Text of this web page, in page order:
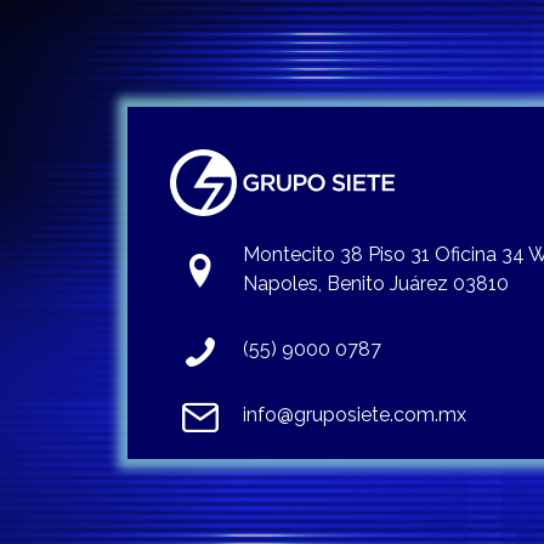
Montecito 38 Piso 31 Oficina 34
Napoles, Benito Juárez 03810
(55) 9000 0787
info@gruposiete.com.mx